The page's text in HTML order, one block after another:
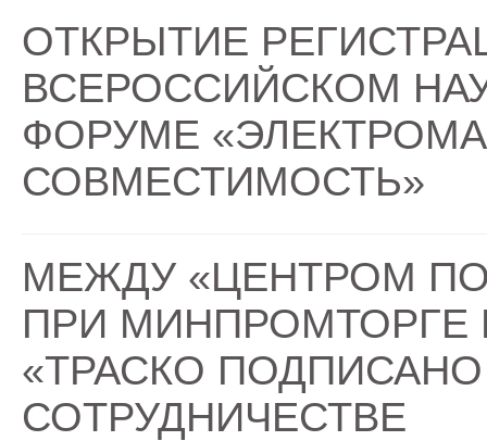
ОТКРЫТИЕ
ВСЕРОССИЙСКОМ
ФОРУМЕ
СОВМЕСТИМОСТЬ»
МЕЖДУ «ЦЕНТРОМ
ПРИ
«ТРАСКО
СОТРУДНИЧЕСТВЕ